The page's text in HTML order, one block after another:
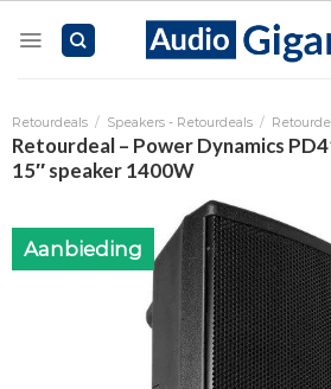
Retourdeals / Speakers - Retourdeals /
Retourdeal – Power Dynamics
15″ speaker 1400W
Aanbieding